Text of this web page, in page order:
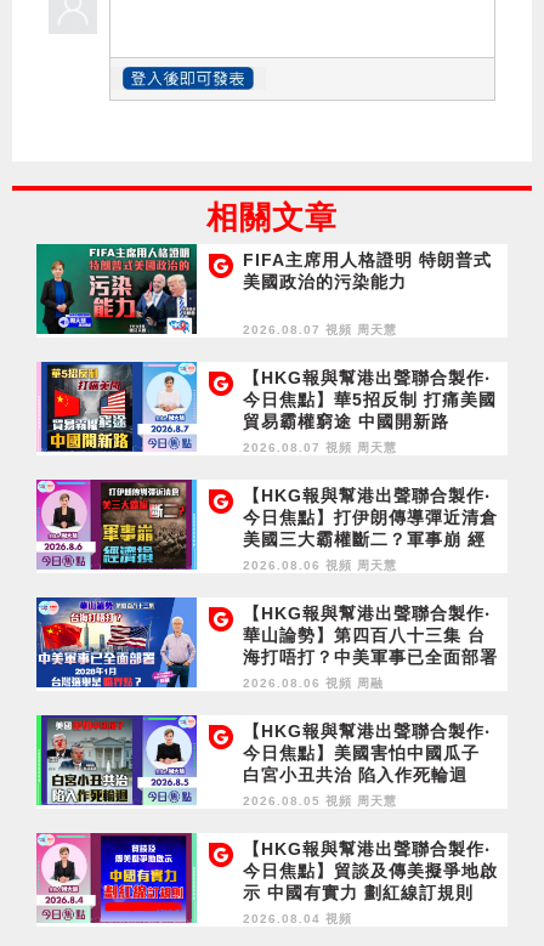
相關文章
FIFA主席用人格證明 特朗普式
美國政治的污染能力
2026.08.07 視頻 周天慧
【HKG報與幫港出聲聯合製作‧
今日焦點】華5招反制 打痛美國
貿易霸權窮途 中國開新路
2026.08.07 視頻 周天慧
【HKG報與幫港出聲聯合製作‧
今日焦點】打伊朗傳導彈近清倉
美國三大霸權斷二？軍事崩 經
濟損
2026.08.06 視頻 周天慧
【HKG報與幫港出聲聯合製作‧
華山論勢】第四百八十三集 台
海打唔打？中美軍事已全面部署
2028年1月台灣選舉是臨界點？
2026.08.06 視頻 周融
【HKG報與幫港出聲聯合製作‧
今日焦點】美國害怕中國瓜子
白宮小丑共治 陷入作死輪迴
2026.08.05 視頻 周天慧
【HKG報與幫港出聲聯合製作‧
今日焦點】貿談及傳美擬爭地啟
示 中國有實力 劃紅線訂規則
2026.08.04 視頻